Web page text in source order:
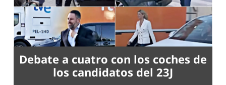
Debate a cuatro con los coches de
los candidatos del 23J